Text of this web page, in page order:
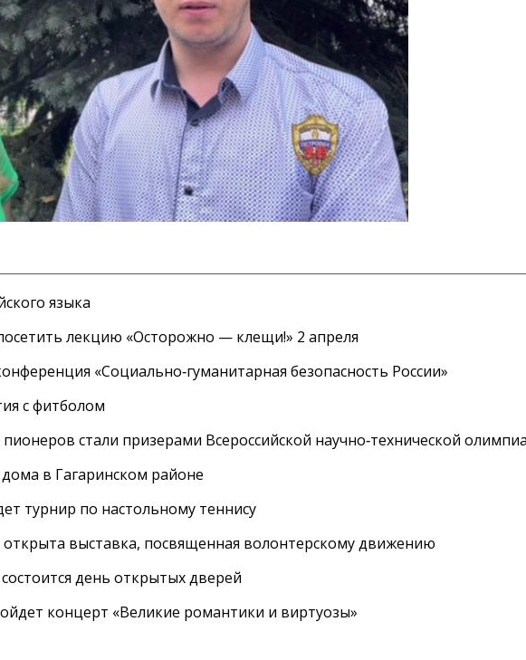
языка
лекцию «Осторожно — клещи!» 2 апреля
«Социально‑гуманитарная безопасность России»
с фитболом
стали призерами Всероссийской научно‑технической
в Гагаринском районе
турнир по настольному теннису
выставка, посвященная волонтерскому движению
день открытых дверей
концерт «Великие романтики и виртуозы»